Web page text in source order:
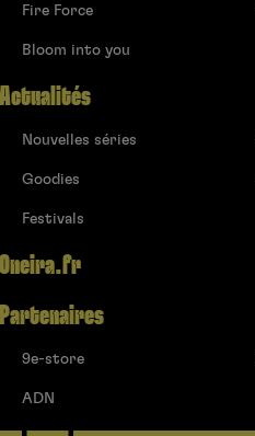
Fire Force
Bloom into you
Actualités
Nouvelles séries
Goodies
Festivals
Oneira.fr
Partenaires
9e-store
ADN